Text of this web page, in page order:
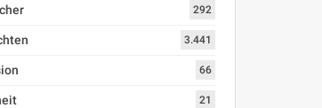
292
3.441
66
21